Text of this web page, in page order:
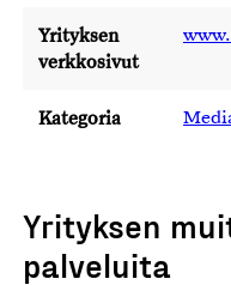
Yrityksen
verkkosivut
Kategoria
Yrityksen
palveluita